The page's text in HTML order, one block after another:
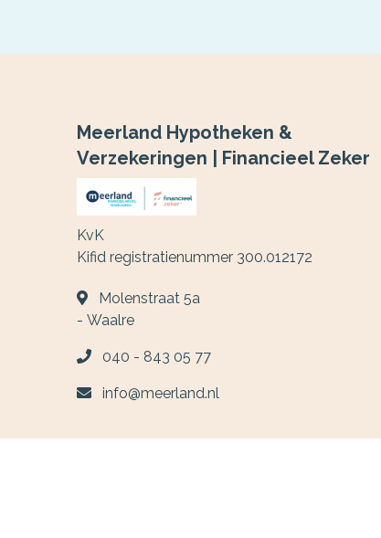
Meerland Hypotheken &
Verzekeringen | Financieel Zeker
KvK
Kifid registratienummer 300.012172
Molenstraat 5a
- Waalre
040 - 843 05 77
info@meerland.nl